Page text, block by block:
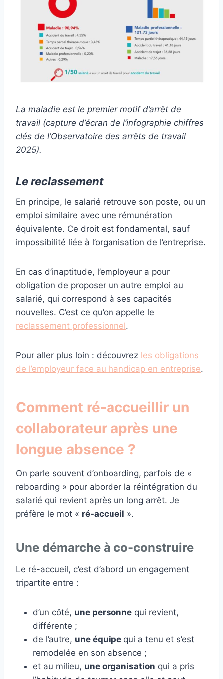
La maladie est le premier motif d’arrêt de
travail (capture d’écran de l’infographie chiffres
clés de l’Observatoire des arrêts de travail
2025).
Le reclassement
En principe, le salarié retrouve son poste, ou un
emploi similaire avec une rémunération
équivalente. Ce droit est fondamental, sauf
impossibilité liée à l’organisation de l’entreprise.
En cas d’inaptitude, l’employeur a pour
obligation de proposer un autre emploi au
salarié, qui correspond à ses capacités
nouvelles. C’est ce qu’on appelle le
reclassement professionnel.
Pour aller plus loin : découvrez les obligations
de l’employeur face au handicap en entreprise.
Comment ré-accueillir un
collaborateur après une
longue absence ?
On parle souvent d’onboarding, parfois de «
reboarding » pour aborder la réintégration du
salarié qui revient après un long arrêt. Je
préfère le mot « ré-accueil ».
Une démarche à co-construire
Le ré-accueil, c’est d’abord un engagement
tripartite entre :
d’un côté, une personne qui revient,
différente ;
de l’autre, une équipe qui a tenu et s’est
remodelée en son absence ;
et au milieu, une organisation qui a pris